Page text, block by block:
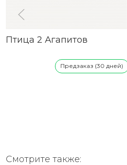
Птица 2 Агапитов
Предзаказ (30 дней)
Смотрите также: